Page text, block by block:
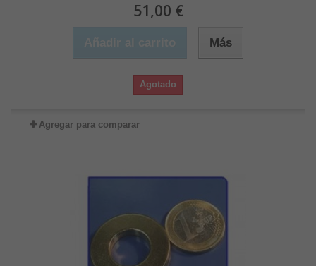
51,00 €
Más
Agotado
Agregar para comparar